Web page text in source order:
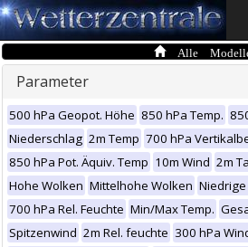
Alle
Parameter
500 hPa Geopot. Höhe 850 hPa Temp.
Niederschlag 2m Temp 700 hPa
850 hPa Pot. Äquiv. Temp 10m Wind 2m
Hohe Wolken Mittelhohe Wolken
700 hPa Rel. Feuchte Min/Max Temp.
Spitzenwind 2m Rel. feuchte 300 hPa